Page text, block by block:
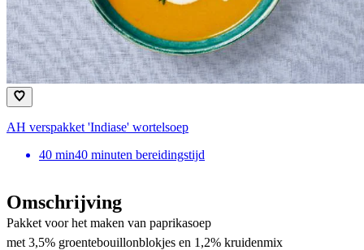
AH verspakket 'Indiase' wortelsoep
40 min40 minuten bereidingstijd
Omschrijving
Pakket voor het maken van paprikasoep
met 3,5% groentebouillonblokjes en 1,2% kruidenmix